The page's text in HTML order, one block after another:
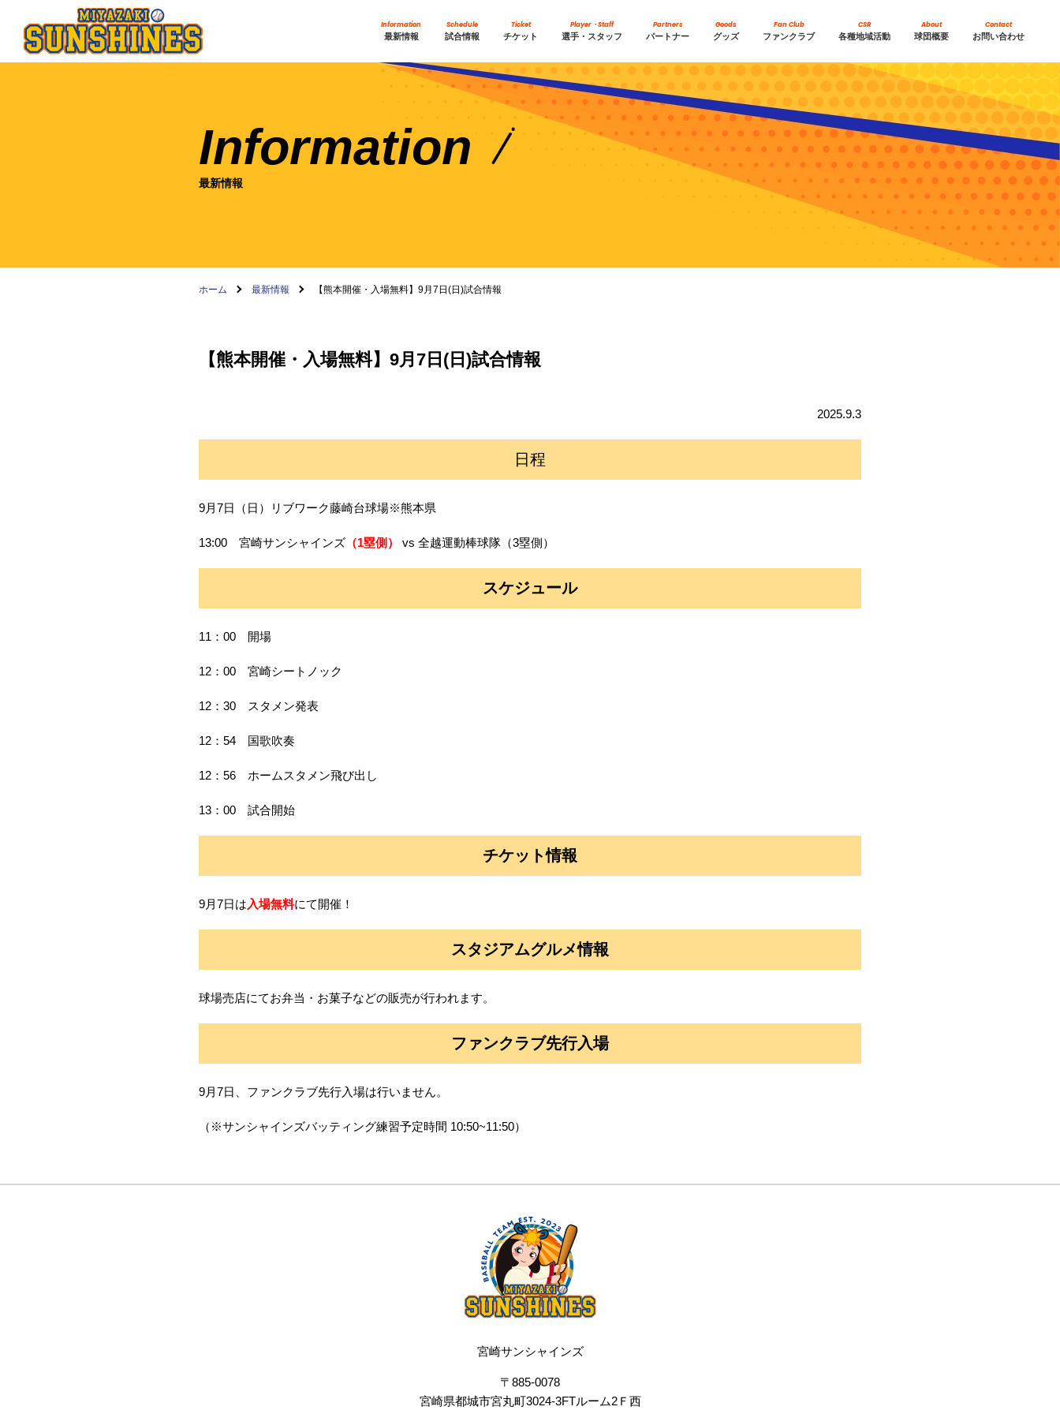
Information
最新情報
Schedule
試合情報
Ticket
チケット
Player・Staff
選手・スタッフ
Partners
パートナー
Goods
グッズ
Fan Club
ファンクラブ
CSR
各種地域活動
About
球団概要
Contact
お問い合わせ
Information
最新情報
ホーム 最新情報 【熊本開催・入場無料】9月7日(日)試合情報
【熊本開催・入場無料】9月7日(日)試合情報
2025.9.3
日程
9月7日（日）リブワーク藤崎台球場※熊本県
13:00 宮崎サンシャインズ （1塁側） vs 全越運動棒球隊（3塁側）
スケジュール
11：00 開場
12：00 宮崎シートノック
12：30 スタメン発表
12：54 国歌吹奏
12：56 ホームスタメン飛び出し
13：00 試合開始
チケット情報
9月7日は 入場無料にて開催！
スタジアムグルメ情報
球場売店にてお弁当・お菓子などの販売が行われます。
ファンクラブ先行入場
9月7日、ファンクラブ先行入場は行いません。
（※サンシャインズバッティング練習予定時間 10:50~11:50）
宮崎サンシャインズ
〒885-0078
宮崎県都城市宮丸町3024-3FTルーム2Ｆ西